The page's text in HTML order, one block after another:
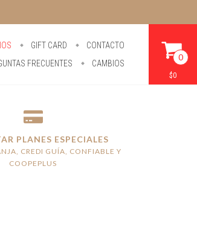
GIFT CARD
CONTACTO
FRECUENTES CAMBIOS
0
$0
PLANES ESPECIALES
CREDI GUÍA, CONFIABLE Y
COOPEPLUS